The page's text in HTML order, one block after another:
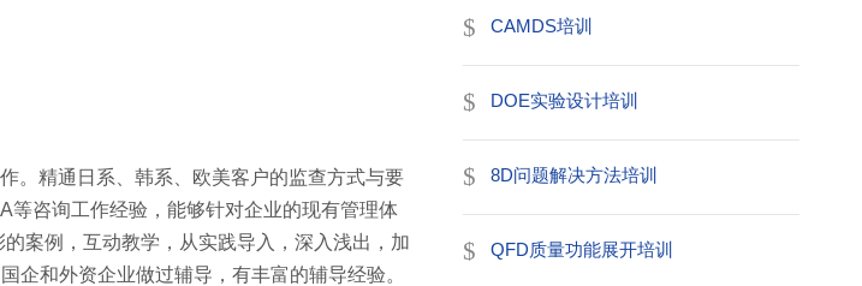
。精通日系、韩系、欧美客户的监查方式与要
等咨询工作经验，能够针对企业的现有管理体
案例，互动教学，从实践导入，深入浅出，加
企和外资企业做过辅导，有丰富的辅导经验。
CAMDS培训
DOE实验设计培训
8D问题解决方法培训
QFD质量功能展开培训